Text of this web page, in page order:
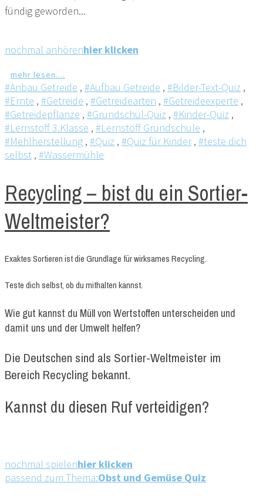
fündig geworden...
nochmal anhörenhier klicken
mehr lesen....
#Anbau Getreide , #Aufbau Getreide , #Bilder-Text-Quiz ,
#Ernte , #Getreide , #Getreidearten , #Getreideexperte ,
#Getreidepflanze , #Grundschul-Quiz , #Kinder-Quiz ,
#Lernstoff 3.Klasse , #Lernstoff Grundschule ,
#Mehlherstellung , #Quiz , #Quiz für Kinder, #teste dich
selbst , #Wassermühle
Recycling – bist du ein Sortier-
Weltmeister?
Exaktes Sortieren ist die Grundlage für wirksames Recycling.
Teste dich selbst, ob du mithalten kannst.
Wie gut kannst du Müll von Wertstoffen unterscheiden und
damit uns und der Umwelt helfen?
Die Deutschen sind als Sortier-Weltmeister im
Bereich Recycling bekannt.
Kannst du diesen Ruf verteidigen?
nochmal spielenhier klicken
passend zum Thema:Obst und Gemüse Quiz